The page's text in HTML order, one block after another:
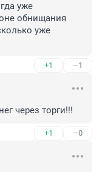
уже
обнищания
уже
+1 –1
через торги!!!
+1 –0